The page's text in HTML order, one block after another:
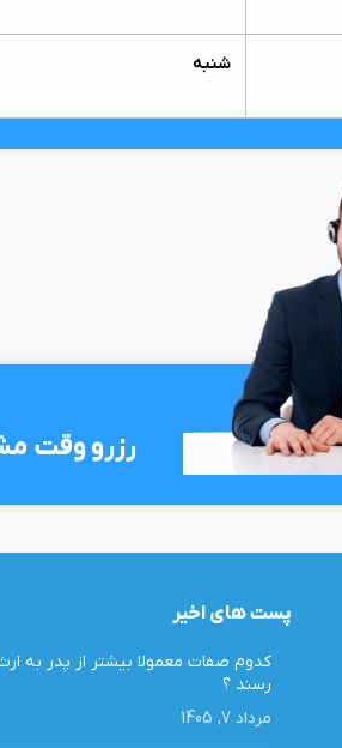
شنبه
رزرو وقت
پست های اخیر
کدوم صفات معمولا بیشتر از پدر به
رسند ؟
مرداد 7, 1405